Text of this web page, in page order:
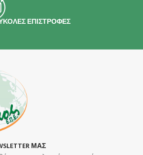
ΕΠΙΣΤΡΟΦΕΣ
ΜΑΣ